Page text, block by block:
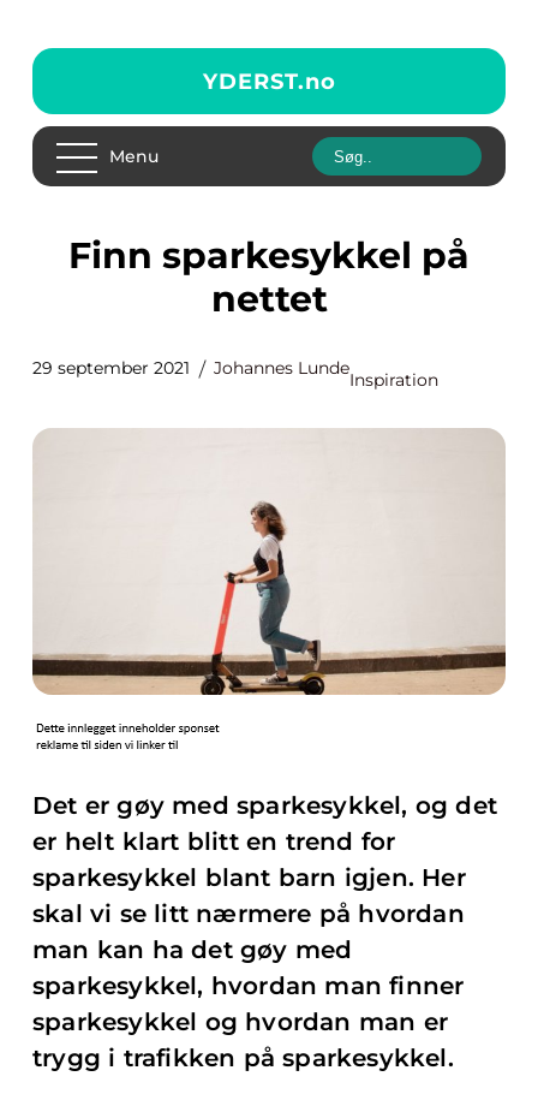
YDERST.no
Menu
Finn sparkesykkel på
nettet
29 september 2021 Johannes Lunde
Inspiration
Det er gøy med sparkesykkel, og det
er helt klart blitt en trend for
sparkesykkel blant barn igjen. Her
skal vi se litt nærmere på hvordan
man kan ha det gøy med
sparkesykkel, hvordan man finner
sparkesykkel og hvordan man er
trygg i trafikken på sparkesykkel.